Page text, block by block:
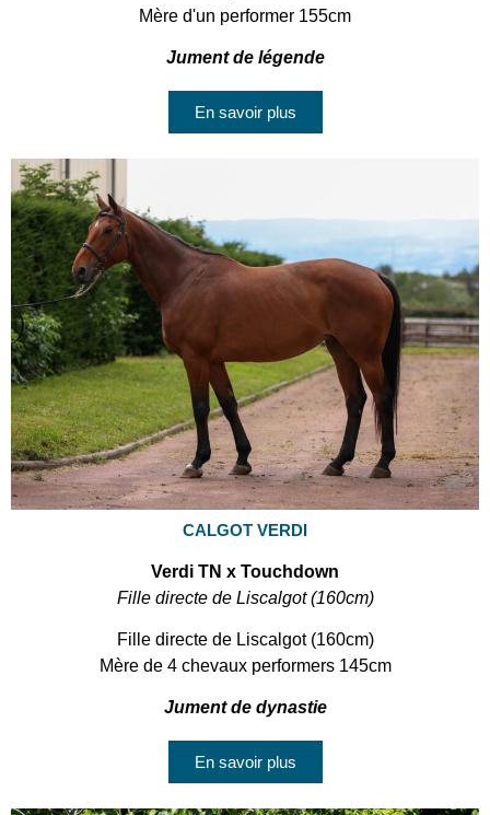
Mère d'un performer 155cm
Jument de légende
En savoir plus
CALGOT VERDI
Verdi TN x Touchdown
Fille directe de Liscalgot (160cm)
Fille directe de Liscalgot (160cm)
Mère de 4 chevaux performers 145cm
Jument de dynastie
En savoir plus